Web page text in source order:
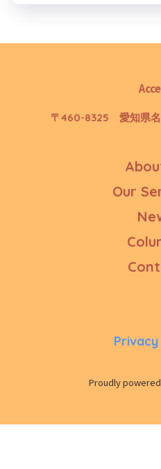
〒460-8325 愛知県
Our
Proudly